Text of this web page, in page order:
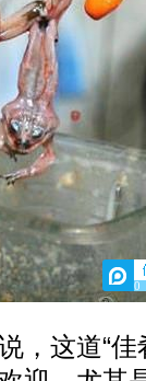
0
这道“佳